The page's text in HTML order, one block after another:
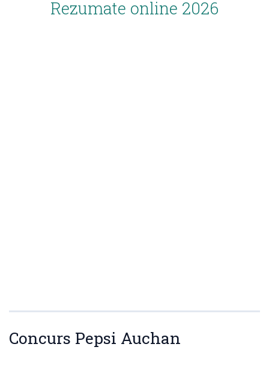
Rezumate online 2026
Concurs Pepsi Auchan